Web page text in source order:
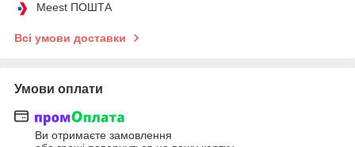
Meest ПОШТА
Всі умови доставки
Умови оплати
Ви отримаєте замовлення